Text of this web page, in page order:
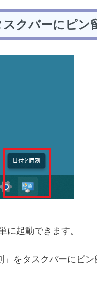
クバーにピン
に起動できます。
をタスクバーにピン